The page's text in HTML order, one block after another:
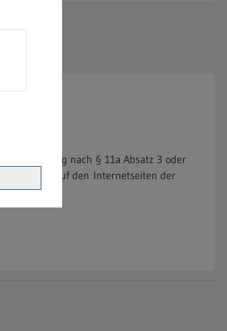
Zulassung nach § 11a Absatz 3 oder
zentral auf den Internetseiten der